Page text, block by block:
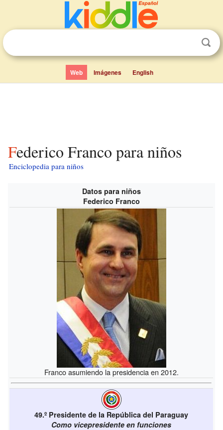
Web Imágenes English
Federico Franco para niños
Enciclopedia para niños
Datos para niños
Federico Franco
Franco asumiendo la presidencia en 2012.
49.º Presidente de la República del Paraguay
Como vicepresidente en funciones